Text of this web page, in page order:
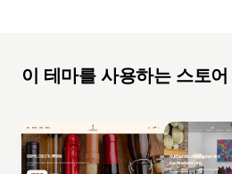
이 테마를 사용하는 스토어